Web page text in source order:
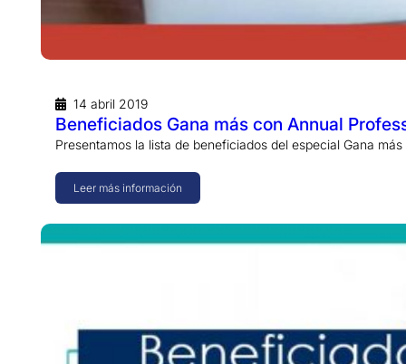
14 abril 2019
Beneficiados Gana más con Annual
Presentamos la lista de beneficiados del especial Gana
Leer más información